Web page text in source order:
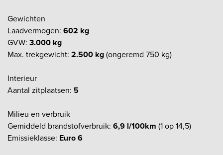
Gewichten
Laadvermogen: 602 kg
GVW: 3.000 kg
Max. trekgewicht: 2.500 kg(ongeremd 750 kg)
Interieur
Aantal zitplaatsen: 5
Milieu en verbruik
Gemiddeld brandstofverbruik: 6,9 l/100km (1 op 14,5)
Emissieklasse: Euro 6